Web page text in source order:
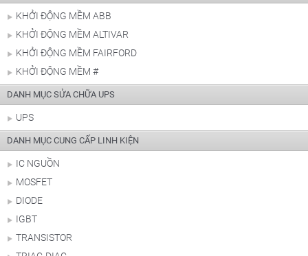
KHỞI ĐỘNG MỀM ABB
KHỞI ĐỘNG MỀM ALTIVAR
KHỞI ĐỘNG MỀM FAIRFORD
KHỞI ĐỘNG MỀM #
DANH MỤC SỬA CHỮA UPS
UPS
DANH MỤC CUNG CẤP LINH KIỆN
IC NGUỒN
MOSFET
DIODE
IGBT
TRANSISTOR